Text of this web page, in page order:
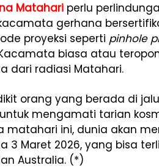
Matahari perlu
gerhana
proyeksi seperti pinhole
biasa atau
dari radiasi Matahari.
orang yang berada di
mengamati tarian
matahari ini, dunia akan
3 Maret 2026, yang bisa
Australia. (*)